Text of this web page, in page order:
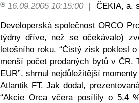
16.09.2005 10:15:00 | ČEKIA, a.
Developerská společnost ORCO
týdny dříve, než se očekávalo)
letošního roku. “Čistý zisk poklesl
menší počet prodaných bytů v
EUR”, shrnul nejdůležitější
Atlantik FT. Jak dodal,
“Akcie Orca včera posílily o 5,4